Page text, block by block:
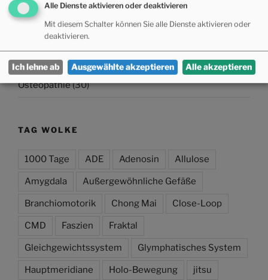
Kinderosteopathie
Motorisches Lernen
Multimedia (30)
Osteopathie(30)
TAG WOLKE
1000 Tage ADE Adenosin Allulose
Amygdala Außergewöhnliche Gefäße
Branchiomotorik Chong Mai Close-Loop
CMD Faszien Fraktal
Gleichgewichtssystem Glymphatisches System
Hauptmeridiane Holo-Bewegung jitsu
Alle Dienste aktivieren oder deaktivieren
Mit diesem Schalter können Sie alle Dienste aktivieren oder
deaktivieren.
Ich lehne ab Ausgewählte akzeptieren Alle akzeptieren